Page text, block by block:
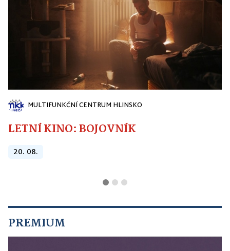
MULTIFUNKČNÍ CENTRUM HLINSKO
LETNÍ KINO: BOJOVNÍK
20. 08.
PREMIUM